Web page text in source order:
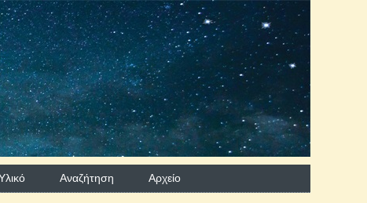
Αναζήτηση Aρχείο